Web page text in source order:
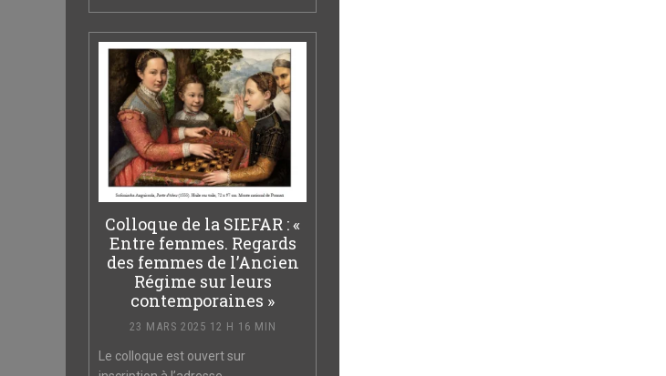
Colloque de la SIEFAR : «
Entre femmes. Regards
des femmes de l’Ancien
Régime sur leurs
contemporaines »
23 MARS 2025 12 H 16 MIN
Le colloque est ouvert sur